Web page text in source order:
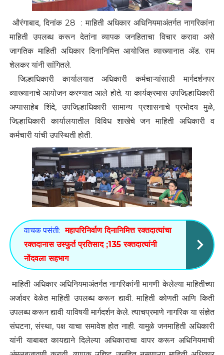
औरंगाबाद, दिनांक 28 : माहिती अधिकार अधिनियमाअंतर्गत नागरिकांना
माहिती उपलब्ध करून देतांना व्यापक जनहिताचा विचार करावा असे
जागतिक माहिती अधिकार दिनानिमित्त आयोजित व्याख्यानात ॲड. राम
शेलकर यांनी सांगितले.
जिल्हाधिकारी कार्यालयात अधिकारी कर्मचाऱ्यांसाठी मार्गदर्शनपर
व्याख्यानाचे आयोजन करण्यात आले होते. या कार्यक्रमास उपजिल्हाधिकारी
अप्पासाहेब शिंदे, उपजिल्हाधिकारी सामान्य प्रशासनाचे प्रभोदय मुळे,
जिल्हाधिकारी कार्यालयातील विविध शाखेचे जन माहिती अधिकारी व
कर्मचारी यांची उपस्थिती होती.
वाचक पसंती: महापरिनिर्वाण दिनानिमित्त रक्तदात्यांचा
रक्तदानास उस्फुर्त प्रतिसाद ;135 रक्तदात्यांनी
नोंदवला सहभाग
माहिती अधिकार अधिनियमाअंतर्गत नागरिकांनी मागणी केलेल्या माहितीच्या
अर्जावर वेळेत माहिती उपलब्ध करून द्यावी. माहिती कोणती आणि किती
उपलब्ध करून द्यावी याविषयी मार्गदर्शन केले. त्याचप्रमाणे नागरिक या संज्ञेत
संघटना, संस्था, पक्ष याचा समावेश होत नाही. यामुळे जनमाहिती अधिकारी
यांनी याबाबत कायद्याने दिलेल्या अधिकाराचा वापर करून अधिनियमाची